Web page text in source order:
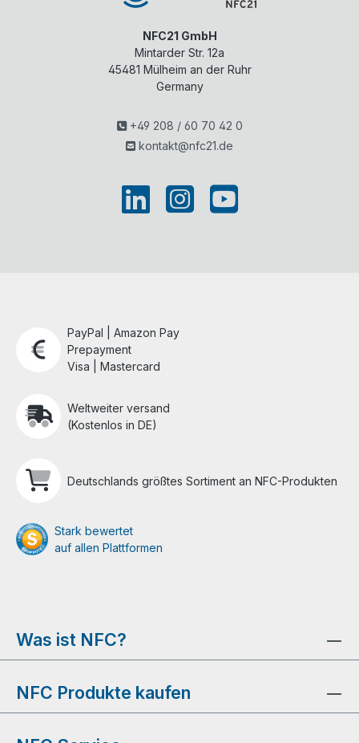
NFC21 GmbH
Mintarder Str. 12a
45481 Mülheim an der Ruhr
Germany
+49 208 / 60 70 42 0
kontakt@nfc21.de
PayPal | Amazon Pay
Prepayment
Visa | Mastercard
Weltweiter versand
(Kostenlos in DE)
Deutschlands größtes Sortiment an NFC-Produkten
Stark bewertet
auf allen Plattformen
Was ist NFC?
NFC Produkte kaufen